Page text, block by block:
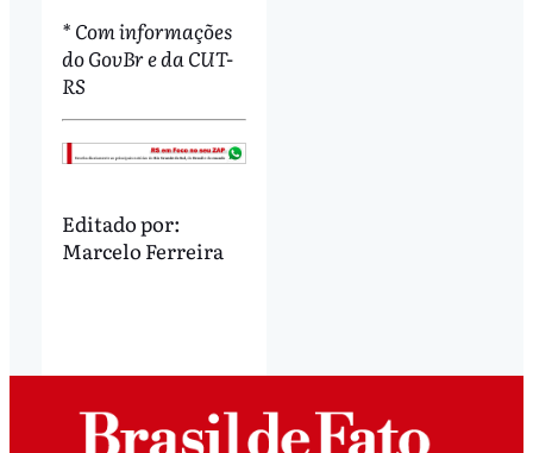
* Com informações
do GovBr e da CUT-
RS
Editado por:
Marcelo Ferreira